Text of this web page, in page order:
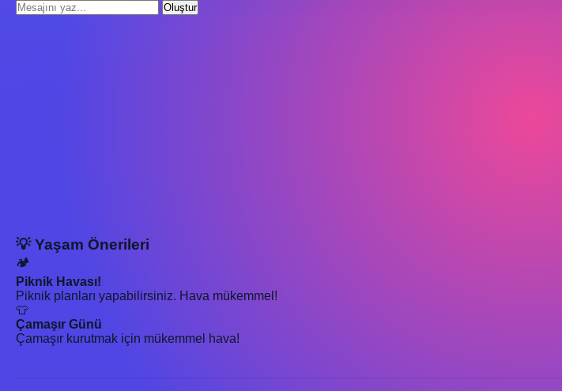
Oluştur
💡 Yaşam Önerileri
🏕️
Piknik Havası!
Piknik planları yapabilirsiniz. Hava mükemmel!
👕
Çamaşır Günü
Çamaşır kurutmak için mükemmel hava!